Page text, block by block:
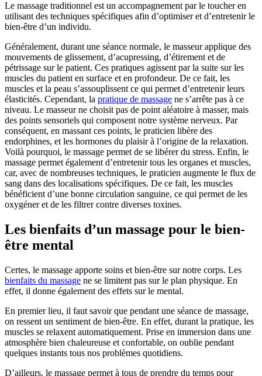
Le massage traditionnel est un accompagnement par le toucher en
utilisant des techniques spécifiques afin d’optimiser et d’entretenir le
bien-être d’un individu.
Généralement, durant une séance normale, le masseur applique des
mouvements de glissement, d’acupressing, d’étirement et de
pétrissage sur le patient. Ces pratiques agissent par la suite sur les
muscles du patient en surface et en profondeur. De ce fait, les
muscles et la peau s’assouplissent ce qui permet d’entretenir leurs
élasticités. Cependant, la pratique de massage ne s’arrête pas à ce
niveau. Le masseur ne choisit pas de point aléatoire à masser, mais
des points sensoriels qui composent notre système nerveux. Par
conséquent, en massant ces points, le praticien libère des
endorphines, et les hormones du plaisir à l’origine de la relaxation.
Voilà pourquoi, le massage permet de se libérer du stress. Enfin, le
massage permet également d’entretenir tous les organes et muscles,
car, avec de nombreuses techniques, le praticien augmente le flux de
sang dans des localisations spécifiques. De ce fait, les muscles
bénéficient d’une bonne circulation sanguine, ce qui permet de les
oxygéner et de les filtrer contre diverses toxines.
Les bienfaits d’un massage pour le bien-
être mental
Certes, le massage apporte soins et bien-être sur notre corps. Les
bienfaits du massage ne se limitent pas sur le plan physique. En
effet, il donne également des effets sur le mental.
En premier lieu, il faut savoir que pendant une séance de massage,
on ressent un sentiment de bien-être. En effet, durant la pratique, les
muscles se relaxent automatiquement. Prise en immersion dans une
atmosphère bien chaleureuse et confortable, on oublie pendant
quelques instants tous nos problèmes quotidiens.
D’ailleurs, le massage permet à tous de prendre du temps pour